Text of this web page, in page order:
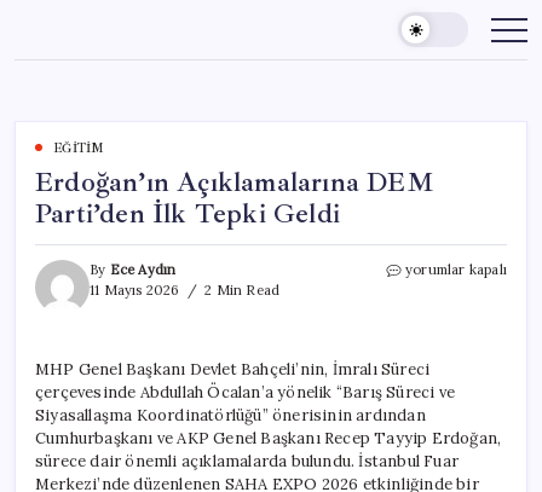
content
EĞITIM
Erdoğan’ın Açıklamalarına DEM
Parti’den İlk Tepki Geldi
By Ece Aydın
11 Mayıs 2026
2 Min Read
Erdoğan’ın
Tepki
Geldi
için
yorumlar kapalı
MHP Genel Başkanı Devlet Bahçeli’nin, İmralı Süreci
çerçevesinde Abdullah Öcalan’a yönelik “Barış Süreci ve
Siyasallaşma Koordinatörlüğü” önerisinin ardından
Cumhurbaşkanı ve AKP Genel Başkanı Recep Tayyip Erdoğan,
sürece dair önemli açıklamalarda bulundu. İstanbul Fuar
Merkezi’nde düzenlenen SAHA EXPO 2026 etkinliğinde bir